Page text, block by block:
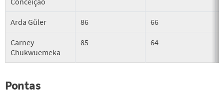
Arda Güler 86 66
Carney
Chukwuemeka
85 64
Pontas